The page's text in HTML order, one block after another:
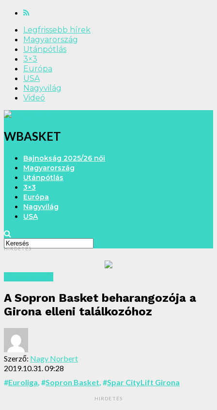
Legfrissebb hírek
Magyarország
Utánpótlás
3×3
Európa
USA
Nagyvilág
Videó
WBASKET
Bajnokság 2025/26 női
Magyarország
Utánpótlás
3×3
Európa
Nagyvilág
USA
HIRDETÉS
A Sopron Basket beharangozója a
Girona elleni találkozóhoz
Szerző: Nagy Norbert
2019.10.31. 09:28
#Euroliga , #Sopron Basket , #Spar CityLift Girona
HIRDETÉS